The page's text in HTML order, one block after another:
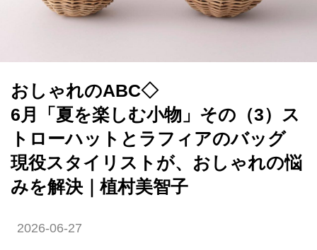
おしゃれのABC◇
6月「夏を楽しむ小物」その（3）ス
トローハットとラフィアのバッグ
現役スタイリストが、おしゃれの悩
みを解決｜植村美智子
2026-06-27